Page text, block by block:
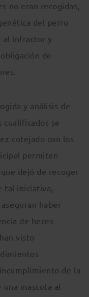
no eran recogidas,
del perro
al infractor y
de
y análisis de
se
cotejado con los
permiten
dejó de recoger
tal iniciativa,
haber
de heces
visto
de la
mascota al